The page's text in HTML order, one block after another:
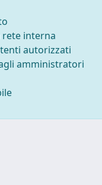
interna
autorizzati
amministratori